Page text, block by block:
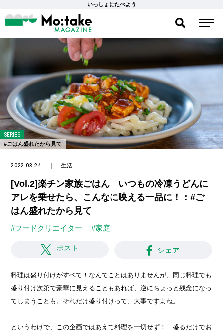
いっしょにたべよう
SERIES
#ごはん盛れたから見て
2022.03.24. ｜生活
[Vol.2]楽チン家族ごはん いつもの冷凍うどんに
アレを乗せたら、こんなに映える一品に！：#ご
はん盛れたから見て
#フードクリエイター #家庭
ポスト シェア
料理は盛り付けがすベて！なんてことはありませんが、同じ料理でも
盛り付け次第で豪華に見えることもあれば、逆にちょっと残念になっ
てしまうことも。それだけ盛り付けって、大事ですよね。
というわけで、この企画ではあえて料理を一切せず！ 盛るだけでお